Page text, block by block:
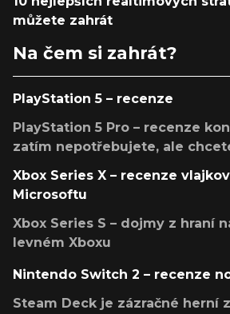
můžete zahrát
Na čem si zahrát?
PlayStation 5 – recenze
PlayStation 5 Pro – recenze
zatím nepotřebujete, ale
Xbox Series X – recenze
Microsoftu
Xbox Series S – dojmy z hraní
levném Xboxu
Nintendo Switch 2 – recenze
Steam Deck je zázračné herní